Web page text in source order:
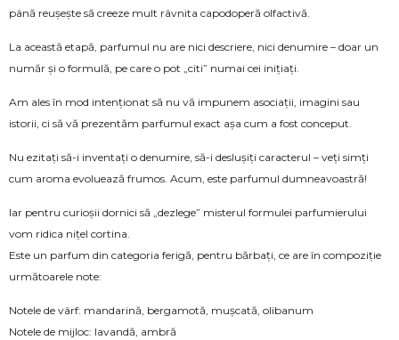
până reușește să creeze mult râvnita capodoperă olfactivă.
La această etapă, parfumul nu are nici descriere, nici denumire – doar un
număr și o formulă, pe care o pot „citi” numai cei inițiați.
Am ales în mod intenționat să nu vă impunem asociații, imagini sau
istorii, ci să vă prezentăm parfumul exact așa cum a fost conceput.
Nu ezitați să-i inventați o denumire, să-i deslușiți caracterul – veți simți
cum aroma evoluează frumos. Acum, este parfumul dumneavoastră!
Iar pentru curioșii dornici să „dezlege” misterul formulei parfumierului
vom ridica nițel cortina.
Este un parfum din categoria ferigă, pentru bărbați, ce are în compoziție
următoarele note:
Notele de vârf: mandarină, bergamotă, mușcată, olibanum
Notele de mijloc: lavandă, ambră